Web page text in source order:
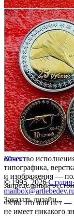
Качество
типографика,
и изображения —
запредельный
Фейк это или нет —
не имеет никакого
объект
© 1995–2026 Студия
mailbox@artlebedev.ru
Заказать дизайн...